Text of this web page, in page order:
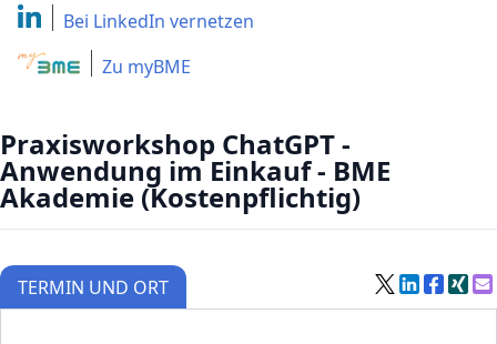
Bei LinkedIn vernetzen
Zu myBME
Praxisworkshop ChatGPT -
Anwendung im Einkauf - BME
Akademie (Kostenpflichtig)
TERMIN UND ORT